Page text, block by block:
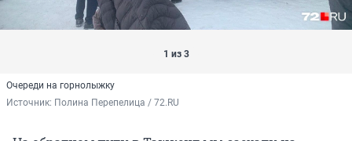
1 из 3
Очереди на горнолыжку
Источник: Полина Перепелица / 72.RU